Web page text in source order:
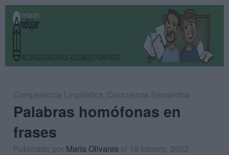
Competencia Lingüística, Conciencia Semántica
Palabras homófonas en
frases
Publicado por María Olivares el 19 febrero, 2022